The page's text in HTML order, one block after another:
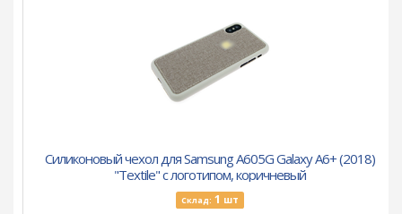
Силиконовый чехол для Samsung A605G Galaxy A6+ (2018)
"Textile" с логотипом, коричневый
Склад: 1 шт